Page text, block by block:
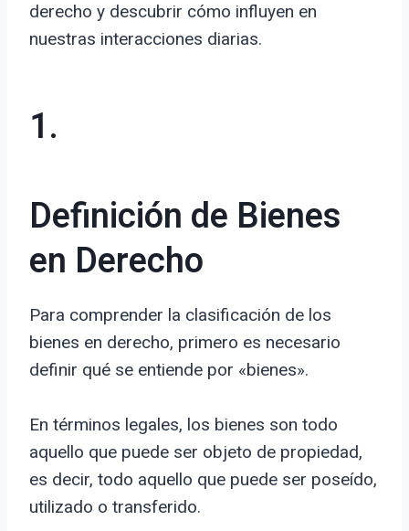
derecho y descubrir cómo influyen en
nuestras interacciones diarias.
1.
Definición de Bienes
en Derecho
Para comprender la clasificación de los
bienes en derecho, primero es necesario
definir qué se entiende por «bienes».
En términos legales, los bienes son todo
aquello que puede ser objeto de propiedad,
es decir, todo aquello que puede ser poseído,
utilizado o transferido.